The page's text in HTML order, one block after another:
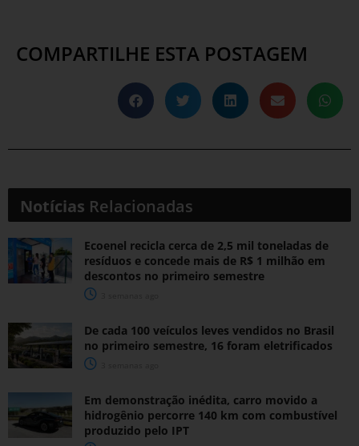
COMPARTILHE ESTA POSTAGEM
Notícias Relacionadas
Ecoenel recicla cerca de 2,5 mil toneladas de
resíduos e concede mais de R$ 1 milhão em
descontos no primeiro semestre
De cada 100 veículos leves vendidos no Brasil
no primeiro semestre, 16 foram eletrificados
Em demonstração inédita, carro movido a
hidrogênio percorre 140 km com combustível
produzido pelo IPT